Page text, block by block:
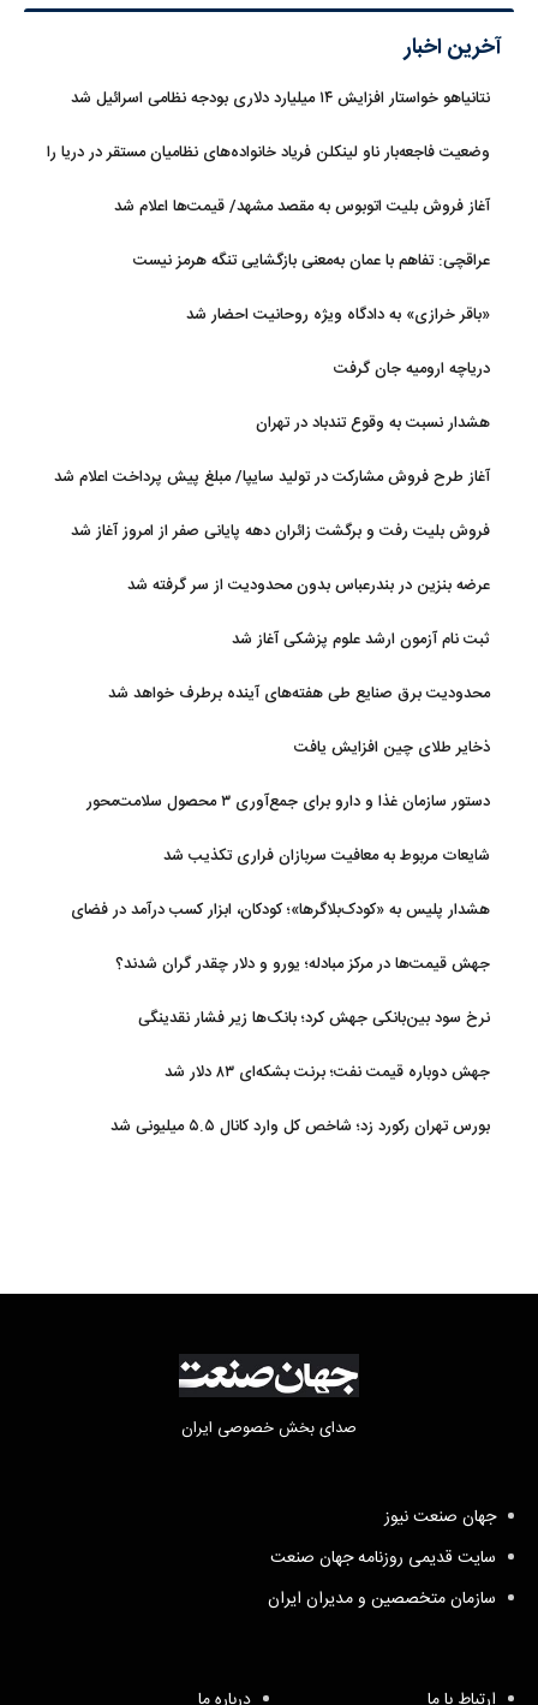
آخرین اخبار
نتانیاهو خواستار افزایش ۱۴ میلیارد دلاری بودجه نظامی اسرائیل شد
وضعیت فاجعه‌بار ناو لینکلن فریاد خانواده‌های نظامیان مستقر در دریا را
آغاز فروش بلیت اتوبوس به مقصد مشهد/ قیمت‌ها اعلام شد
عراقچی: تفاهم با عمان به‌معنی بازگشایی تنگه هرمز نیست
«باقر خرازی» به دادگاه ویژه روحانیت احضار شد
دریاچه ارومیه جان گرفت
هشدار نسبت به وقوع تندباد در تهران
آغاز طرح فروش مشارکت در تولید سایپا/ مبلغ پیش پرداخت اعلام شد
فروش بلیت رفت و برگشت زائران دهه پایانی صفر از امروز آغاز شد
عرضه بنزین در بندرعباس بدون محدودیت از سر گرفته شد
ثبت نام آزمون ارشد علوم پزشکی آغاز شد
محدودیت‌ برق صنایع طی هفته‌های آینده برطرف خواهد شد
ذخایر طلای چین افزایش یافت
دستور سازمان غذا و دارو برای جمع‌آوری ۳ محصول سلامت‌محور
شایعات مربوط به معافیت سربازان فراری تکذیب شد
هشدار پلیس به «کودک‌بلاگرها»؛ کودکان، ابزار کسب درآمد در فضای
جهش قیمت‌ها در مرکز مبادله؛ یورو و دلار چقدر گران شدند؟
نرخ سود بین‌بانکی جهش کرد؛ بانک‌ها زیر فشار نقدینگی
جهش دوباره قیمت نفت؛ برنت بشکه‌ای ۸۳ دلار شد
بورس تهران رکورد زد؛ شاخص کل وارد کانال ۵.۵ میلیونی شد
صدای بخش خصوصی ایران
جهان صنعت نیوز
سایت قدیمی روزنامه جهان صنعت
سازمان متخصصین و مدیران ایران